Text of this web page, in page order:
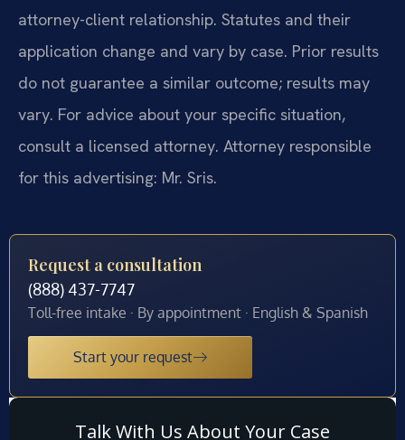
attorney-client relationship. Statutes and their
application change and vary by case. Prior results
do not guarantee a similar outcome; results may
vary. For advice about your specific situation,
consult a licensed attorney. Attorney responsible
for this advertising: Mr. Sris.
Request a consultation
(888) 437-7747
Toll-free intake · By appointment · English & Spanish
Start your request